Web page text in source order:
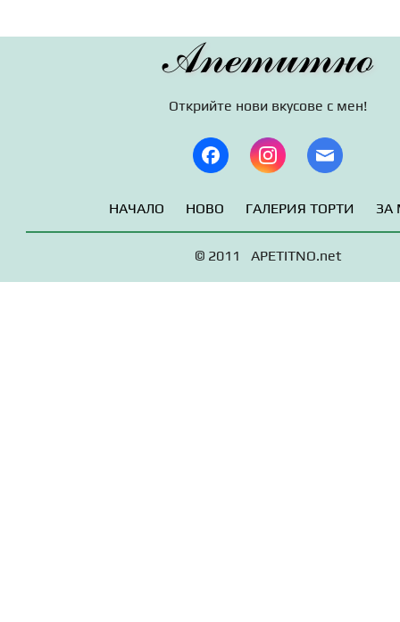
Апетитно
Открийте нови вкусове с мен!
НАЧАЛО НОВО ГАЛЕРИЯ ТОРТИ ЗА
© 2011 APETITNO.net